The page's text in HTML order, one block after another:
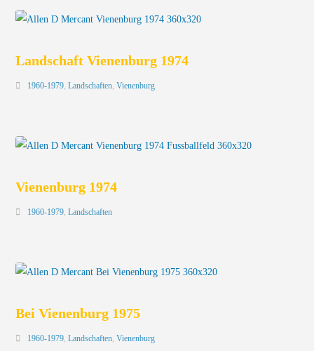
Landschaft Vienenburg 1974
1960-1979,Landschaften,Vienenburg
Vienenburg 1974
1960-1979,Landschaften
Bei Vienenburg 1975
1960-1979,Landschaften,Vienenburg